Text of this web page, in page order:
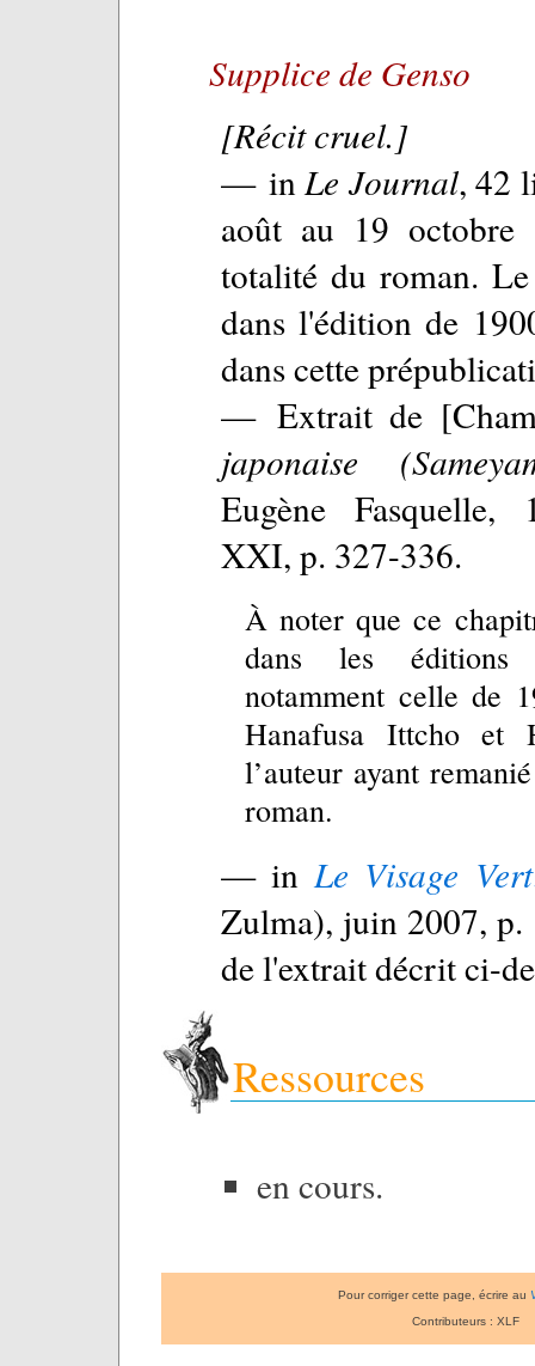
Supplice de Genso
[Récit cruel.]
— inLe Journal, 42
août au 19
totalité du roman. Le
dans l'édition de
dans cette
— Extrait de
japonaise
Eugène Fasquelle,
XXI, p. 327-336.
À noter que ce
dans les
notamment celle de
Hanafusa Ittcho
l’auteur ayant
roman.
— in Le Visage Vert
Zulma), juin 2007, p.
de l'extrait décrit ci-
Ressources
en cours.
Pour corriger cette page, écrire au
Contributeurs : XLF